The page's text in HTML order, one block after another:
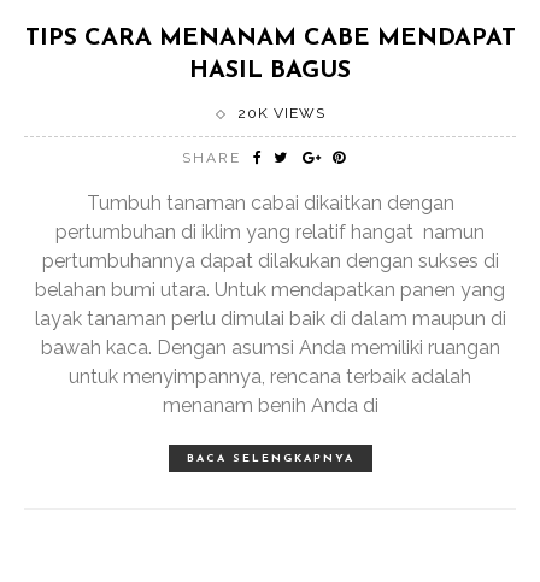
TIPS CARA MENANAM CABE MENDAPAT
HASIL BAGUS
20K VIEWS
SHARE
Tumbuh tanaman cabai dikaitkan dengan
pertumbuhan di iklim yang relatif hangat namun
pertumbuhannya dapat dilakukan dengan sukses di
belahan bumi utara. Untuk mendapatkan panen yang
layak tanaman perlu dimulai baik di dalam maupun di
bawah kaca. Dengan asumsi Anda memiliki ruangan
untuk menyimpannya, rencana terbaik adalah
menanam benih Anda di
BACA SELENGKAPNYA